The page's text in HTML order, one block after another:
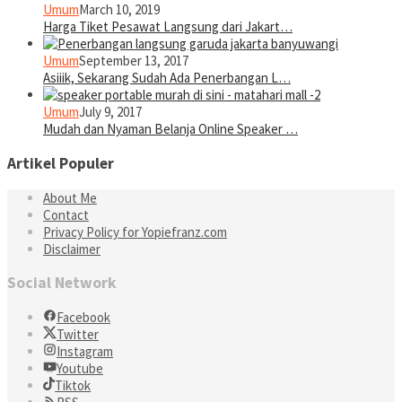
UmumMarch 10, 2019
Harga Tiket Pesawat Langsung dari Jakart…
UmumSeptember 13, 2017
Asiiik, Sekarang Sudah Ada Penerbangan L…
UmumJuly 9, 2017
Mudah dan Nyaman Belanja Online Speaker …
Artikel Populer
About Me
Contact
Privacy Policy for Yopiefranz.com
Disclaimer
Social Network
Facebook
Twitter
Instagram
Youtube
Tiktok